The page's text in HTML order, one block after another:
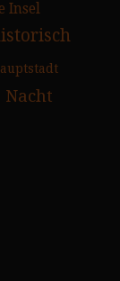
Insel
Nacht